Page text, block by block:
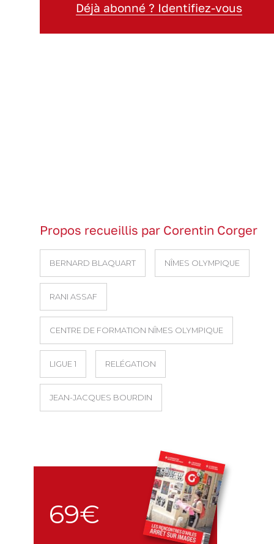
Déjà abonné ? Identifiez-vous
Propos recueillis par Corentin Corger
BERNARD BLAQUART NÎMES OLYMPIQUE
RANI ASSAF
CENTRE DE FORMATION NÎMES OLYMPIQUE
LIGUE 1 RELÉGATION
JEAN-JACQUES BOURDIN
69€